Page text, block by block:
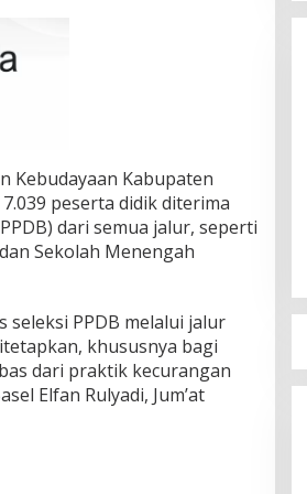
Kebudayaan Kabupaten
peserta didik diterima
dari semua jalur, seperti
Sekolah Menengah
seleksi PPDB melalui jalur
khususnya bagi
dari praktik kecurangan
Elfan Rulyadi, Jum’at
di Musda VI, Rina Tarol
Misi Besar Bangkitkan
Bangka Selatan
Bangka Selatan, Politik | 29/03/2026